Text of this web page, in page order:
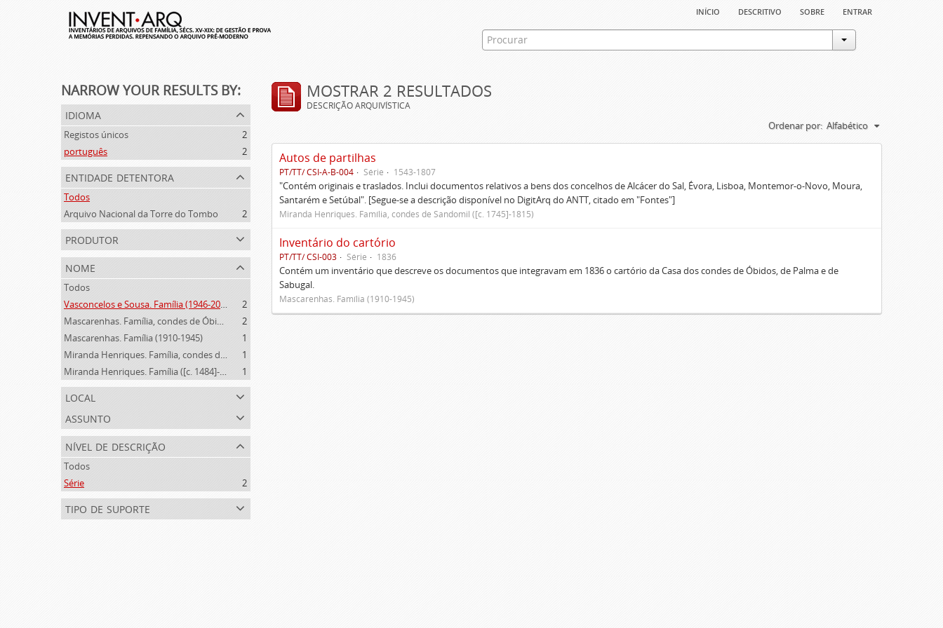
início descritivo sobre entrar
NARROW YOUR RESULTS BY:
idioma
Registos únicos
2
português
2
entidade detentora
Todos
Arquivo Nacional da Torre do Tombo
2
produtor
nome
Todos
Vasconcelos e Sousa. Família (1946-2006)
2
Mascarenhas. Família, condes de Óbidos, Palma e Sabugal (1669-1910)
2
Mascarenhas. Família (1910-1945)
1
Miranda Henriques. Família, condes de Sandomil ([c. 1745]-1815)
1
Miranda Henriques. Família ([c. 1484]-[c.1745])
1
local
assunto
nível de descrição
Todos
Série
2
tipo de suporte
MOSTRAR 2 RESULTADOS
DESCRIÇÃO ARQUIVÍSTICA
Ordenar por: Alfabético
Autos de partilhas
PT/TT/ CSI-A-B-004 Série 1543-1807
"Contém originais e traslados. Inclui documentos relativos a bens dos concelhos de Alcácer do Sal, Évora, Lisboa, Montemor-o-Novo, Moura,
Santarém e Setúbal". [Segue-se a descrição disponível no DigitArq do ANTT, citado em "Fontes"]
Miranda Henriques. Família, condes de Sandomil ([c. 1745]-1815)
Inventário do cartório
PT/TT/ CSI-003 Série 1836
Contém um inventário que descreve os documentos que integravam em 1836 o cartório da Casa dos condes de Óbidos, de Palma e de
Sabugal.
Mascarenhas. Família (1910-1945)